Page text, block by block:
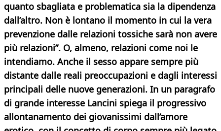
quanto sbagliata e problematica sia la dipendenza
dall’altro. Non è lontano il momento in cui la vera
prevenzione dalle relazioni tossiche sarà non avere
più relazioni”. O, almeno, relazioni come noi le
intendiamo. Anche il sesso appare sempre più
distante dalle reali preoccupazioni e dagli interessi
principali delle nuove generazioni. In un paragrafo
di grande interesse Lancini spiega il progressivo
allontanamento dei giovanissimi dall’amore